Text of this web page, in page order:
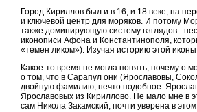
Город Кириллов был и в 16, и 18 веке, на
и ключевой центр для моряков. И потому
также доминирующую систему взглядов -
иконописи Афона и Константинополя,
«темен ликом»). Изучая историю этой
Какое-то время не могла понять, почему
о том, что в Сарапул они (Ярославовы,
двойную фамилию, нечто подобное:
Ярославовых из Кириллово. Не мало мне в
сам Никола Закамский, почти уверена в